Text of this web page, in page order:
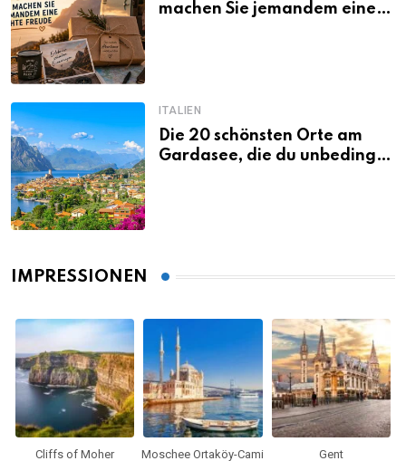
machen Sie jemandem eine
ITALIEN
Die 20 schönsten Orte am
Gardasee, die du unbedingt
IMPRESSIONEN
Cliffs of Moher Moschee Ortaköy-Cami Gent